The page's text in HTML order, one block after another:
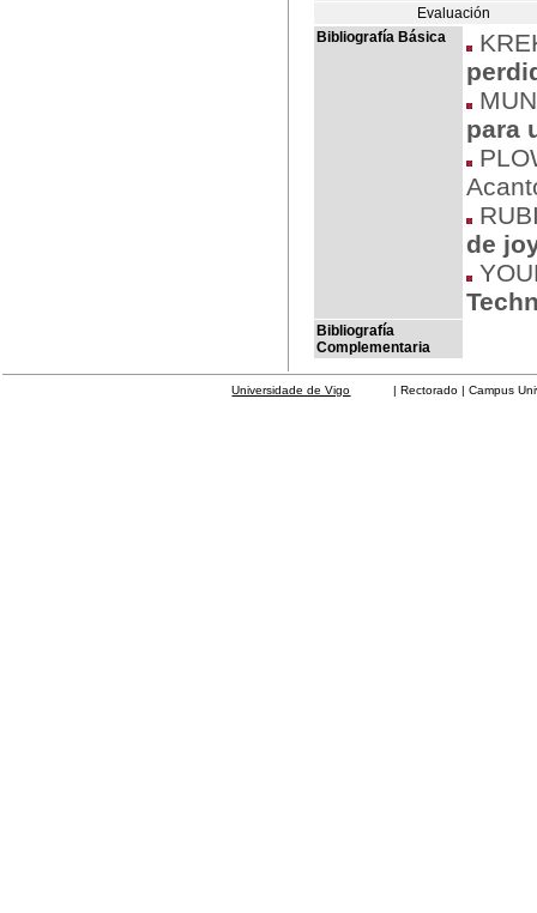
Evaluación
Bibliografía Básica
para
de
Bibliografía
Complementaria
Universidade de Vigo | Rectorado | Campus